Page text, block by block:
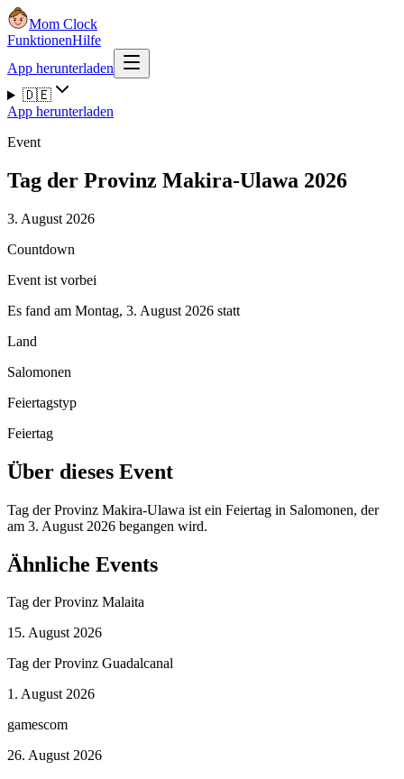
Mom Clock
FunktionenHilfe
App herunterladen
🇩🇪
App herunterladen
Event
Tag der Provinz Makira-Ulawa 2026
3. August 2026
Countdown
Event ist vorbei
Es fand am Montag, 3. August 2026 statt
Land
Salomonen
Feiertagstyp
Feiertag
Über dieses Event
Tag der Provinz Makira-Ulawa ist ein Feiertag in Salomonen, der
am 3. August 2026 begangen wird.
Ähnliche Events
Tag der Provinz Malaita
15. August 2026
Tag der Provinz Guadalcanal
1. August 2026
gamescom
26. August 2026